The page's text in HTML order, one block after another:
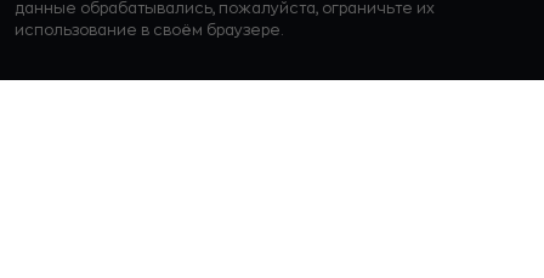
данные обрабатывались, пожалуйста, ограничьте их
использование в своём браузере.